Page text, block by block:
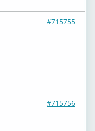
#715755
#715756